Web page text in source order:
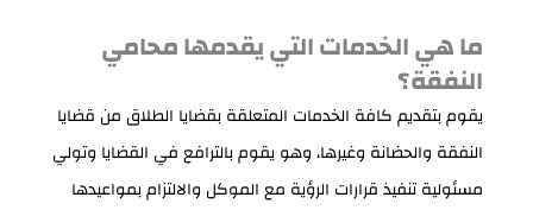
ما هي الخدمات التي يقدمها محامي
النفقة؟
يقوم بتقديم كافة الخدمات المتعلقة بقضايا الطلاق من قضايا
النفقة والحضانة وغيرها، وهو يقوم بالترافع في القضايا وتولي
مسئولية تنفيذ قرارات الرؤية مع الموكل والالتزام بمواعيدها